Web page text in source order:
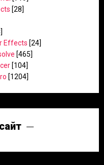
[28]
Effects [24]
[465]
[104]
[1204]